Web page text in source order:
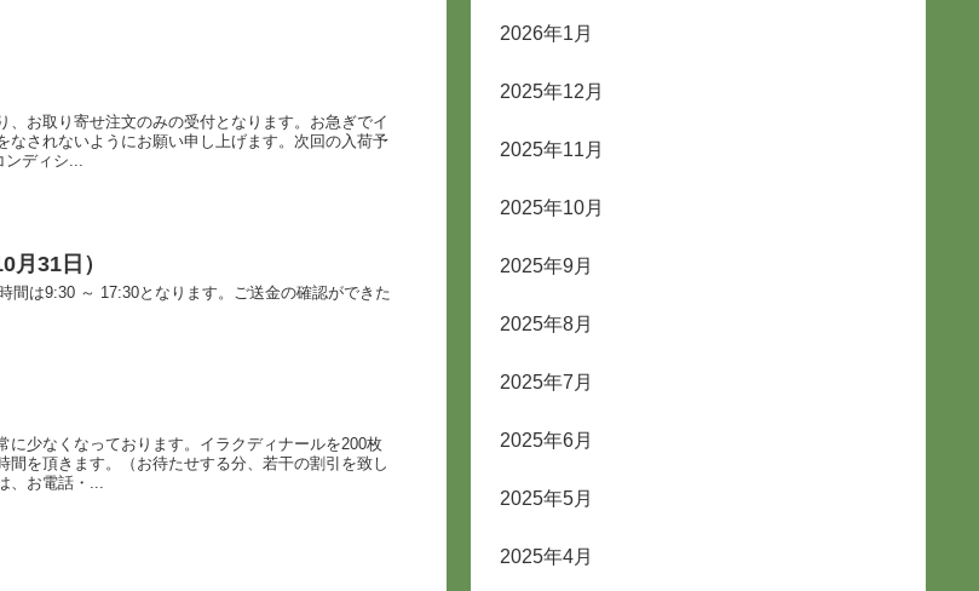
お取り寄せ注文のみの受付となります。お急ぎでイ
なされないようにお願い申し上げます。次回の入荷予
ディシ...
月31日）
間は9:30 ～ 17:30となります。ご送金の確認ができた
少なくなっております。イラクディナールを200枚
を頂きます。（お待たせする分、若干の割引を致し
、お電話・...
2026年1月
2025年12月
2025年11月
2025年10月
2025年9月
2025年8月
2025年7月
2025年6月
2025年5月
2025年4月